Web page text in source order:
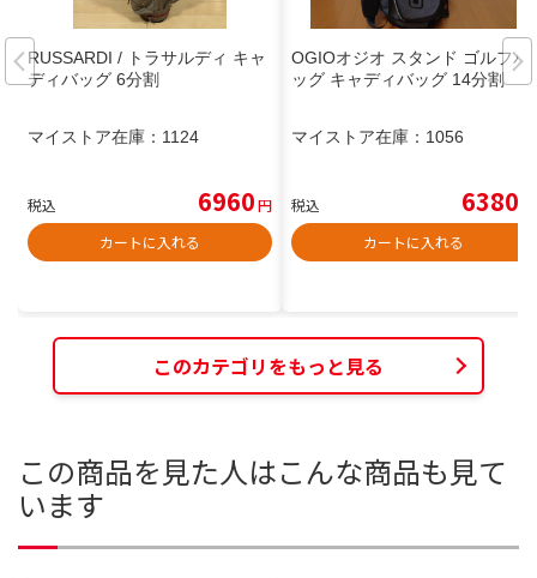
RUSSARDI / トラサルディ キャ
ディバッグ 6分割
マイストア在庫： 1124
税込 6960円
カートに入れる
OGIOオジオ スタンド ゴルフバ
ッグ キャディバッグ 14分割
マイストア在庫： 1056
税込 6380
カートに入れる
このカテゴリをもっと見る
この商品を見た人はこんな商品も見て
います